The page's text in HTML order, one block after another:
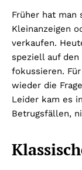
Früher hat man
Kleinanzeigen
verkaufen.
speziell auf
fokussieren.
wieder die
Leider kam es
Betrugsfällen,